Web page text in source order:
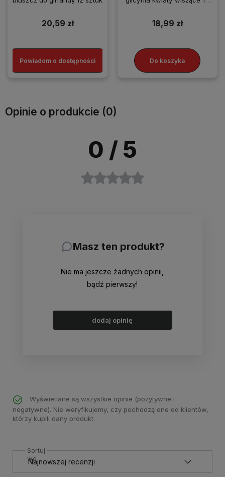
20,59 zł
Powiadom o dostępności
18,99 zł
Do koszyka
Opinie o produkcie (0)
0 / 5
Masz ten produkt?
Nie ma jeszcze żadnych opinii,
bądź pierwszy!
dodaj opinię
Wyświetlane są wszystkie opinie (pozytywne i
negatywne). Nie weryfikujemy, czy pochodzą one od klientów,
którzy kupili dany produkt.
Sortuj
wg